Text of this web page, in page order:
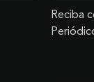
Reciba